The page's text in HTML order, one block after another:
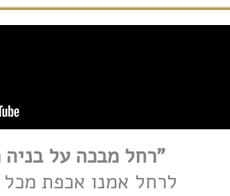
"רחל מבכה על בניה
לרחל אמנו אכפת